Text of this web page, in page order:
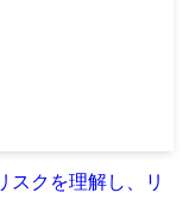
スクを理解し、リ